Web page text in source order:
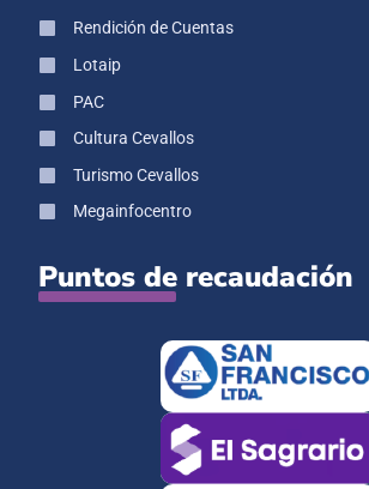
Rendición de Cuentas
Lotaip
PAC
Cultura Cevallos
Turismo Cevallos
Megainfocentro
Puntos de recaudación